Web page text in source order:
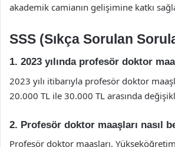
akademik camianın gelişimine katkı
SSS (Sıkça Sorulan
1. 2023 yılında profesör doktor
2023 yılı itibarıyla profesör doktor
20.000 TL ile 30.000 TL arasında
2. Profesör doktor maaşları nasıl
Profesör doktor maaşları,